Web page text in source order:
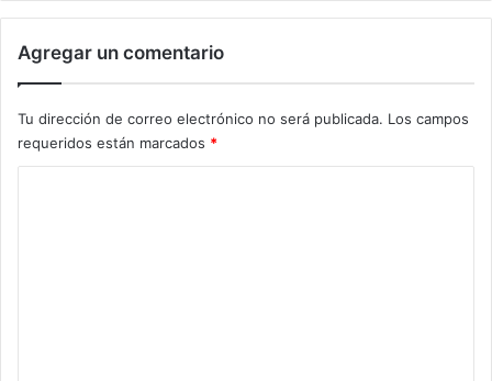
Agregar un comentario
Tu dirección de correo electrónico no será publicada. Los campos
requeridos están marcados *